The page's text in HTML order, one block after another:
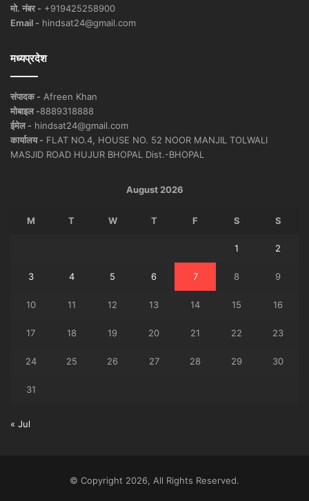
मो. नंबर - +919425258900
Email - hindsat24@gmail.com
मध्यप्रदेश
संपादक - Afreen Khan
मोबाइल -8889318888
ईमेल - hindsat24@gmail.com
कार्यालय - FLAT NO.4, HOUSE NO. 52 NOOR MANJIL TOLWALI
MASJID ROAD HUJUR BHOPAL Dist.-BHOPAL
August 2026
M T W T F S S
1 2
3 4 5 6 7 8 9
10 11 12 13 14 15 16
17 18 19 20 21 22 23
24 25 26 27 28 29 30
31
« Jul
© Copyright 2026, All Rights Reserved.